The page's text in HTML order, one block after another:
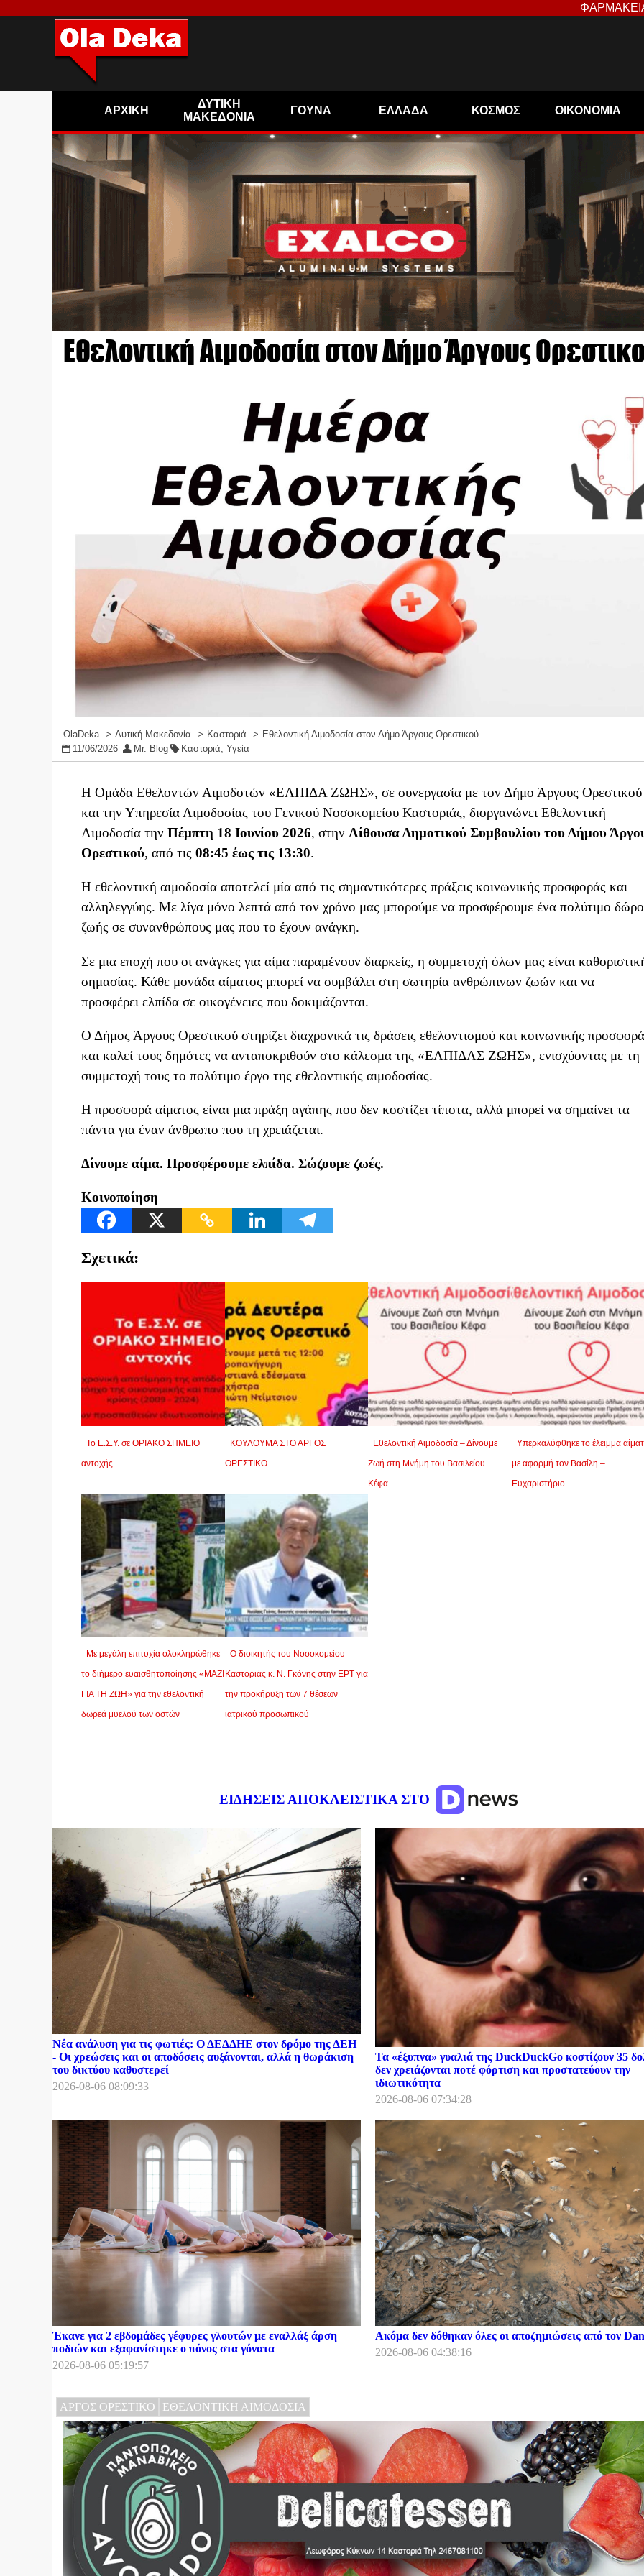
ΑΡΧΙΚΗ
ΔΥΤΙΚΗ
ΜΑΚΕΔΟΝΙΑ
ΓΟΥΝΑ ΕΛΛΑΔΑ ΚΟΣΜΟΣ ΟΙΚΟΝΟΜΙΑ
Εθελοντική Αιμοδοσία στον Δήμο Άργους
OlaDeka Δυτική Μακεδονία Καστοριά
Εθελοντική Αιμοδοσία στον Δήμο Άργους Ορεστικού
11/06/2026
Mr. Blog Καστοριά Υγεία
Η Ομάδα Εθελοντών Αιμοδοτών «ΕΛΠΙΔΑ ΖΩΗΣ», σε συνεργασία με τον Δήμο Άργους Ορεστικού
και την Υπηρεσία Αιμοδοσίας του Γενικού Νοσοκομείου Καστοριάς, διοργανώνει Εθελοντική
Αιμοδοσία την Πέμπτη 18 Ιουνίου 2026, στην Αίθουσα Δημοτικού Συμβουλίου του Δήμου
Ορεστικού, από τις 08:45 έως τις 13:30.
Η εθελοντική αιμοδοσία αποτελεί μία από τις σημαντικότερες πράξεις κοινωνικής προσφοράς και
αλληλεγγύης. Με λίγα μόνο λεπτά από τον χρόνο μας μπορούμε να προσφέρουμε ένα πολύτιμο δώρο
ζωής σε συνανθρώπους μας που το έχουν ανάγκη.
Σε μια εποχή που οι ανάγκες για αίμα παραμένουν διαρκείς, η συμμετοχή όλων μας είναι
σημασίας. Κάθε μονάδα αίματος μπορεί να συμβάλει στη σωτηρία ανθρώπινων ζωών και να
προσφέρει ελπίδα σε οικογένειες που δοκιμάζονται.
Ο Δήμος Άργους Ορεστικού στηρίζει διαχρονικά τις δράσεις εθελοντισμού και κοινωνικής
και καλεί τους δημότες να ανταποκριθούν στο κάλεσμα της «ΕΛΠΙΔΑΣ ΖΩΗΣ», ενισχύοντας με τη
συμμετοχή τους το πολύτιμο έργο της εθελοντικής αιμοδοσίας.
Η προσφορά αίματος είναι μια πράξη αγάπης που δεν κοστίζει τίποτα, αλλά μπορεί να σημαίνει τα
πάντα για έναν άνθρωπο που τη χρειάζεται.
Δίνουμε αίμα. Προσφέρουμε ελπίδα. Σώζουμε ζωές.
Κοινοποίηση
Σχετικά:
Το Ε.Σ.Υ. σε ΟΡΙΑΚΟ ΣΗΜΕΙΟ
αντοχής
ΚΟΥΛΟΥΜΑ ΣΤΟ ΑΡΓΟΣ
ΟΡΕΣΤΙΚΟ
Εθελοντική Αιμοδοσία – Δίνουμε
Ζωή στη Μνήμη του Βασιλείου
Κέφα
Υπερκαλύφθηκε το έλειμμα
με αφορμή τον Βασίλη –
Ευχαριστήριο
Με μεγάλη επιτυχία ολοκληρώθηκε
το διήμερο ευαισθητοποίησης «ΜΑΖΙ
ΓΙΑ ΤΗ ΖΩΗ» για την εθελοντική
δωρεά μυελού των οστών
Ο διοικητής του Νοσοκομείου
Καστοριάς κ. Ν. Γκόνης στην ΕΡΤ για
την προκήρυξη των 7 θέσεων
ιατρικού προσωπικού
ΕΙΔΗΣΕΙΣ ΑΠΟΚΛΕΙΣΤΙΚΑ ΣΤΟ
Νέα ανάλυση για τις φωτιές: Ο ΔΕΔΔΗΕ στον δρόμο της ΔΕΗ
- Οι χρεώσεις και οι αποδόσεις αυξάνονται, αλλά η θωράκιση
του δικτύου καθυστερεί
2026-08-06 08:09:33
Τα «έξυπνα» γυαλιά της DuckDuckGo κοστίζουν 35
δεν χρειάζονται ποτέ φόρτιση και προστατεύουν την
ιδιωτικότητα
2026-08-06 07:34:28
Έκανε για 2 εβδομάδες γέφυρες γλουτών με εναλλάξ άρση
ποδιών και εξαφανίστηκε ο πόνος στα γόνατα
2026-08-06 05:19:57
Ακόμα δεν δόθηκαν όλες οι αποζημιώσεις από τον
2026-08-06 04:38:16
ΑΡΓΟΣ ΟΡΕΣΤΙΚΟ ΕΘΕΛΟΝΤΙΚΗ ΑΙΜΟΔΟΣΙΑ